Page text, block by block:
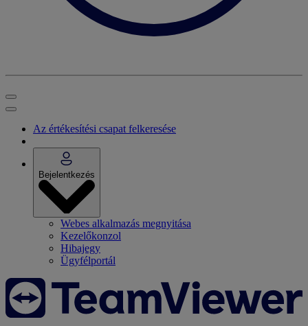
Az értékesítési csapat felkeresése
Bejelentkezés
Webes alkalmazás megnyitása
Kezelőkonzol
Hibajegy
Ügyfélportál